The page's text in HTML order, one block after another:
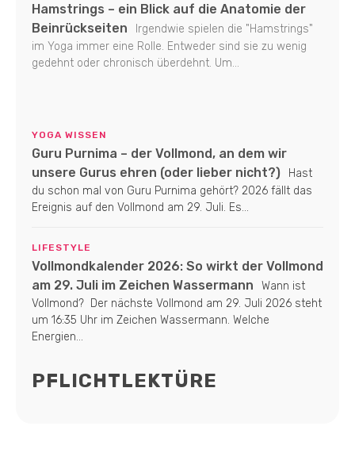
Hamstrings – ein Blick auf die Anatomie der
Beinrückseiten
Irgendwie spielen die "Hamstrings"
im Yoga immer eine Rolle. Entweder sind sie zu wenig
gedehnt oder chronisch überdehnt. Um...
YOGA WISSEN
Guru Purnima – der Vollmond, an dem wir
unsere Gurus ehren (oder lieber nicht?)
Hast
du schon mal von Guru Purnima gehört? 2026 fällt das
Ereignis auf den Vollmond am 29. Juli. Es...
LIFESTYLE
Vollmondkalender 2026: So wirkt der Vollmond
am 29. Juli im Zeichen Wassermann
Wann ist
Vollmond? Der nächste Vollmond am 29. Juli 2026 steht
um 16:35 Uhr im Zeichen Wassermann. Welche
Energien...
PFLICHTLEKTÜRE